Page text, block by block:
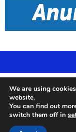
© 2023 Rádio
We are using
website.
You can find out
switch them off in